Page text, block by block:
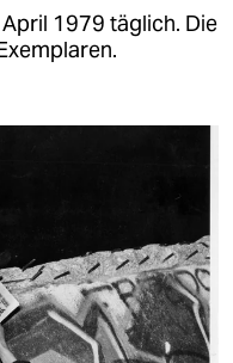
1979 täglich. Die